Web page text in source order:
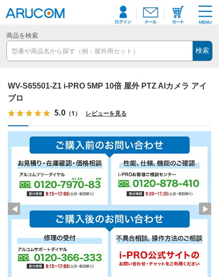
商品を検索
検索
WV-S65501-Z1 i-PRO 5MP 10倍 屋外 PTZ AIカメラ アイ
プロ
5.0 （1） レビューを見る
◀ ▶